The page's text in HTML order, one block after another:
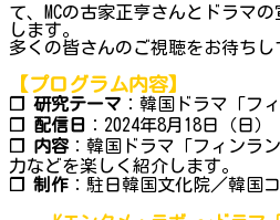
て、MCの古家正亨さんとドラマ
します。
多くの皆さんのご視聴をお待ちし
【プログラム内容】
❐ 研究テーマ ：韓国ドラマ「フ
❐ 配信日
：2024年8月18日（日）
❐ 内容 ：韓国ドラマ「フィンラ
力などを楽しく紹介します。
❐ 制作 ：駐日韓国文化院／韓国コ